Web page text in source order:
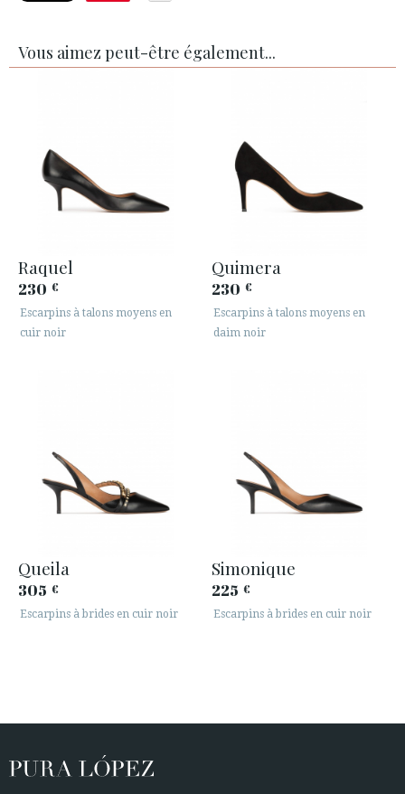
Vous aimez peut-être également...
Raquel
230 €
Escarpins à talons moyens en
cuir noir
Quimera
230 €
Escarpins à talons moyens en
daim noir
Queila
305 €
Escarpins à brides en cuir noir
Simonique
225 €
Escarpins à brides en cuir noir